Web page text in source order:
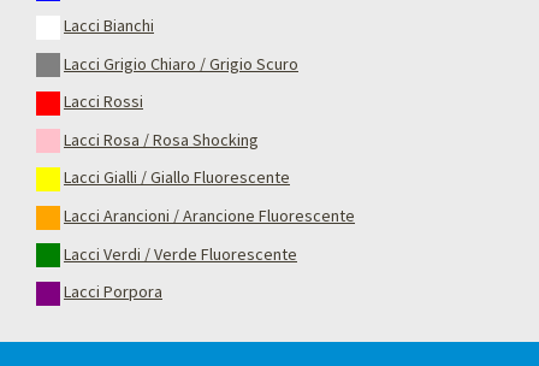
Lacci Bianchi
Lacci Grigio Chiaro / Grigio Scuro
Lacci Rossi
Lacci Rosa / Rosa Shocking
Lacci Gialli / Giallo Fluorescente
Lacci Arancioni / Arancione Fluorescente
Lacci Verdi / Verde Fluorescente
Lacci Porpora